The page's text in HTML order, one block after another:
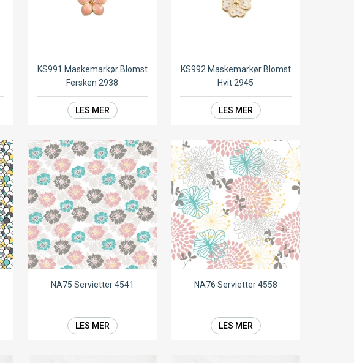
KS991 Maskemarkør Blomst
Fersken 2938
LES MER
KS992 Maskemarkør Blomst
Hvit 2945
LES MER
NA75 Servietter 4541
LES MER
NA76 Servietter 4558
LES MER